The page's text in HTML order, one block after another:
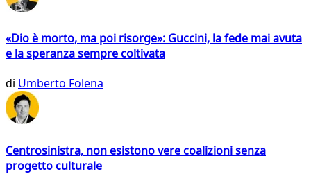
«Dio è morto, ma poi risorge»: Guccini, la fede mai avuta
e la speranza sempre coltivata
di Umberto Folena
Centrosinistra, non esistono vere coalizioni senza
progetto culturale